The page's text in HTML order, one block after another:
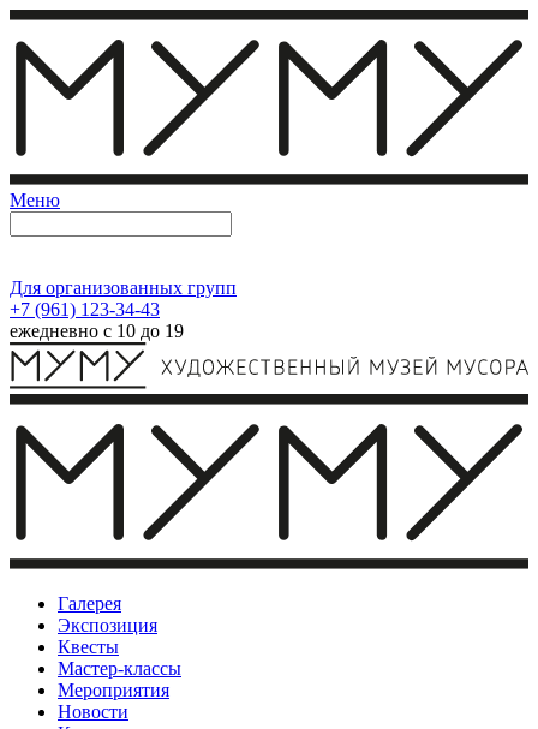
Меню
Для организованных групп
+7 (961) 123-34-43
ежедневно с 10 до 19
Галерея
Экспозиция
Квесты
Мастер-классы
Мероприятия
Новости